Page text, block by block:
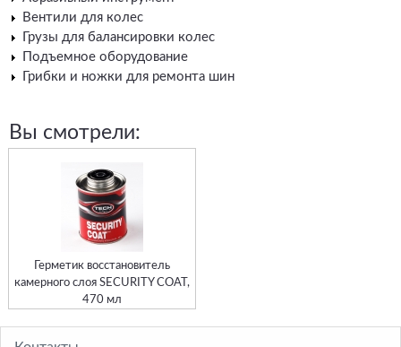
Вентили для колес
Грузы для балансировки колес
Подъемное оборудование
Грибки и ножки для ремонта шин
Вы смотрели:
Герметик восстановитель
камерного слоя SECURITY COAT,
470 мл